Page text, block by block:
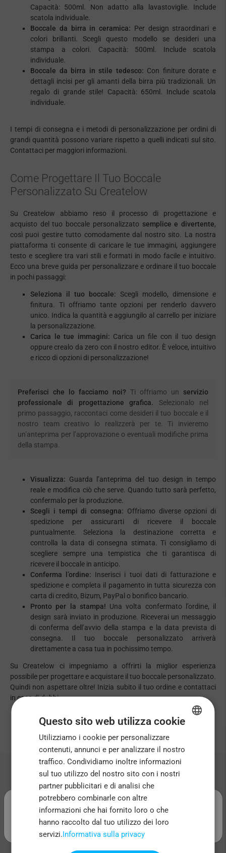
Capacità: 500ml. Non adatto alla lavastoviglie. Include
scatola individuale.
Boccale da birra in ceramica: Per design straordinari e
colori brillanti. Scegli questo modello se desideri una
stampa a colori. Capacità: 500ml. Include scatola
individuale.
Boccale da birra in stile tedesco: Con finiture dorate e
dettagli incisi per gli amanti della birra più tradizionali. Un
regalo di grande stile! Capacità: 650ml. Include scatola
individuale.
I tempi di consegna e i metodi di personalizzazione per ordini di
grandi quantità possono variare rispetto a quelli indicati sul sito.
Contattaci per maggiori informazioni.
Come Progettare Il Tuo Boccale
Personalizzato Su Createlow
Su Createlow abbiamo reso il processo di progettazione e
acquisto del tuo boccale personalizzato semplice e divertente,
così puoi gestire tutto comodamente dal nostro sito. La nostra
piattaforma ti consente di caricare le tue immagini, aggiungere
testo e scegliere tra vari stili e formati in modo facile e intuitivo.
Ecco una breve guida per personalizzare e ordinare il tuo boccale
in pochi passaggi:
Seleziona il tuo boccale: Scegli modello, dimensione e
finitura. Ti offriamo tante opzioni per renderlo davvero
unico. Indica la quantità e aggiungilo al carrello per iniziare
la personalizzazione.
Carica le tue immagini: Carica un file con il tuo design
oppure crealo da zero con il nostro editor. È veloce, intuitivo
e ricco di opzioni di personalizzazione!
Preferisci che lo facciamo noi? Ti offriamo un servizio
professionale di progettazione grafica. Selezionalo nel
primo passaggio, raccontaci come desideri il tuo boccale e il
nostro team creativo lo realizzerà per te. Ti invieremo
un’anteprima per l’approvazione o eventuali modifiche prima
della stampa.
Visualizza: Guarda l’anteprima del tuo design in tempo
reale e modifica ciò che serve. Quando tutto sarà perfetto,
confermalo per la produzione.
Scegli i tempi di consegna: Offriamo diverse opzioni di
spedizione per assicurarti di ricevere il boccale
puntualmente. Seleziona la destinazione corretta e
controlla la data di consegna stimata. Ti consigliamo di
scegliere sempre una tempistica che ti garantisca di
ricevere il boccale in anticipo.
Conferma l’ordine: Inserisci i tuoi dati di fatturazione e
spedizione e completa il pagamento in tutta sicurezza con
carta di credito, Bizum, PayPal o bonifico bancario.
Pronto per la stampa! Una volta confermato l’ordine, il
design sarà inviato in produzione. Riceverai un messaggio
di conferma dell’avvio della stampa e la data prevista di
consegna. Il tuo boccale personalizzato arriverà
direttamente a casa tua in pochissimo tempo.
Su Createlow ci impegniamo a offrirti la miglior esperienza
possibile per progettare e acquistare il tuo boccale personalizzato.
Quindi non aspettare oltre! Inizia subito il tuo ordine e contattaci
in caso di dubbi.
Perché Createlow?
Crea Tutto Ciò Che Puoi
.
ENGLISH
FRENCH
ITALIAN
Questo sito web utilizza cookie
Utilizziamo i cookie per personalizzare
contenuti, annunci e per analizzare il nostro
traffico. Condividiamo inoltre informazioni
sul tuo utilizzo del nostro sito con i nostri
partner pubblicitari e di analisi che
potrebbero combinarle con altre
informazioni che hai fornito loro o che
hanno raccolto dal tuo utilizzo dei loro
servizi.Informativa sulla privacy